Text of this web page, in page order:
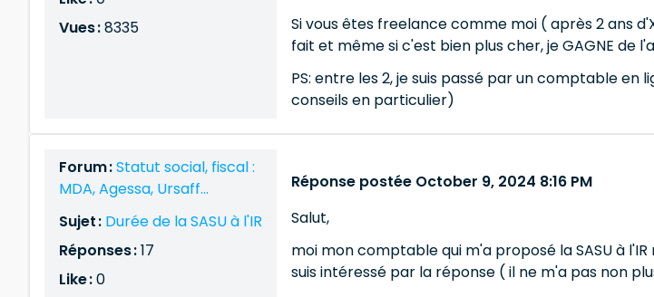
Vues :8335
Si vous êtes freelance comme moi ( après 2 ans
fait et même si c'est bien plus cher, je GAGNE de
PS: entre les 2, je suis passé par un comptable
conseils en particulier)
Forum :Statut social, fiscal :
MDA, Agessa, Ursaff...
Sujet : Durée de la SASU à l'IR
Réponses :17
Like :0
Réponse postée October 9, 2024 8:16 PM
Salut,
moi mon comptable qui m'a proposé la SASU à
suis intéressé par la réponse ( il ne m'a pas non